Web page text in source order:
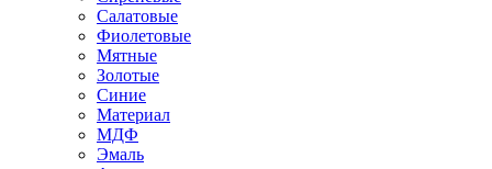
Салатовые
Фиолетовые
Мятные
Золотые
Синие
Материал
МДФ
Эмаль